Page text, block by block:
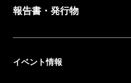
報告書・発行物
イベント情報